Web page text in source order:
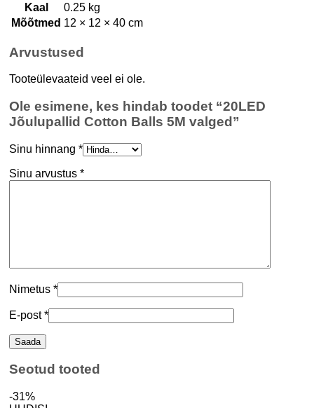
Kaal
0.25 kg
Mõõtmed 12 × 12 × 40 cm
Arvustused
Tooteülevaateid veel ei ole.
Ole esimene, kes hindab toodet “20LED
Jõulupallid Cotton Balls 5M valged”
Sinu hinnang *
Sinu arvustus *
Nimetus *
E-post*
Seotud tooted
-31%